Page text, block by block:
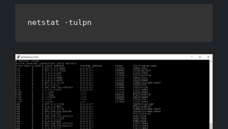
netstat -tulpn